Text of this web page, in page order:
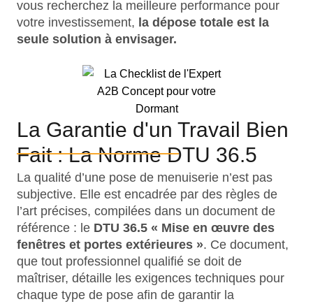
vous recherchez la meilleure performance pour
votre investissement, la dépose totale est la
seule solution à envisager.
La Garantie d'un Travail Bien
Fait : La Norme DTU 36.5
La qualité d’une pose de menuiserie n’est pas
subjective. Elle est encadrée par des règles de
l’art précises, compilées dans un document de
référence : le DTU 36.5 « Mise en œuvre des
fenêtres et portes extérieures ». Ce document,
que tout professionnel qualifié se doit de
maîtriser, détaille les exigences techniques pour
chaque type de pose afin de garantir la